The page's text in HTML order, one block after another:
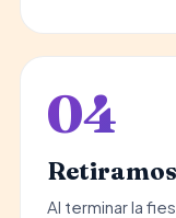
04
Al terminar la